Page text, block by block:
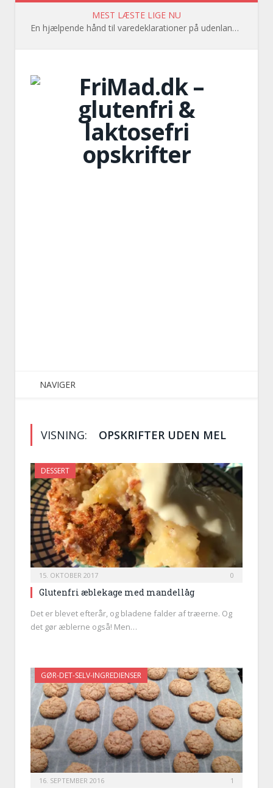
MEST LÆSTE LIGE NU
En hjælpende hånd til varedeklarationer på udenlandsk
NAVIGER
VISNING: OPSKRIFTER UDEN MEL
DESSERT
15. OKTOBER 2017 0
Glutenfri æblekage med mandellåg
Det er blevet efterår, og bladene falder af træerne. Og
det gør æblerne også! Men…
GØR-DET-SELV-INGREDIENSER
16. SEPTEMBER 2016 1